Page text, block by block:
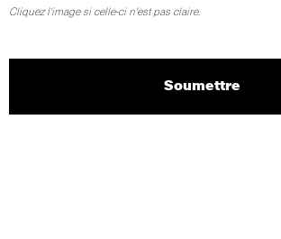
Cliquez l'image si celle-ci n'est pas claire.
Soumettre